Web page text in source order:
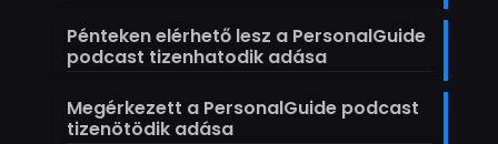
Pénteken elérhető lesz a PersonalGuide
podcast tizenhatodik adása
Megérkezett a PersonalGuide podcast
tizenötödik adása